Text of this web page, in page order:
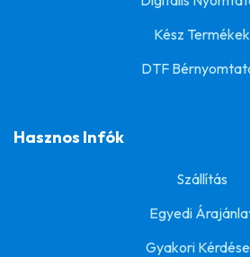
Kész Termékek
DTF
Hasznos Infók
Szállítás
Egyedi
Gyakori